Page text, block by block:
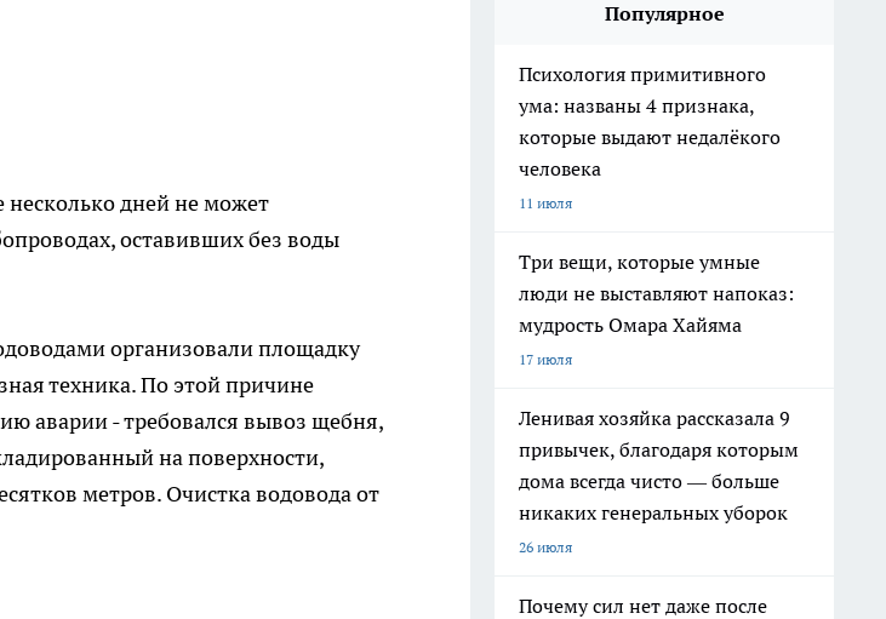
дней не может
оставивших без воды
организовали площадку
техника. По этой причине
аварии - требовался вывоз щебня,
на поверхности,
метров. Очистка водовода от
Популярное
Психология примитивного
ума: названы 4 признака,
которые выдают недалёкого
человека
11 июля
Три вещи, которые умные
люди не выставляют напоказ:
мудрость Омара Хайяма
17 июля
Ленивая хозяйка рассказала 9
привычек, благодаря которым
дома всегда чисто — больше
никаких генеральных уборок
26 июля
Почему сил нет даже после